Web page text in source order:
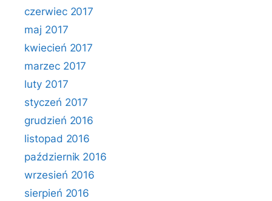
czerwiec 2017
maj 2017
kwiecień 2017
marzec 2017
luty 2017
styczeń 2017
grudzień 2016
listopad 2016
październik 2016
wrzesień 2016
sierpień 2016